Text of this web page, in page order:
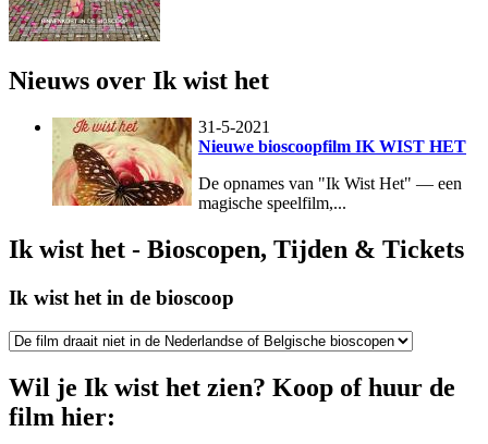
Nieuws over Ik wist het
31-5-2021
Nieuwe bioscoopfilm IK WIST HET
De opnames van "Ik Wist Het" — een
magische speelfilm,...
Ik wist het - Bioscopen, Tijden & Tickets
Ik wist het in de bioscoop
Wil je Ik wist het zien? Koop of huur de
film hier: